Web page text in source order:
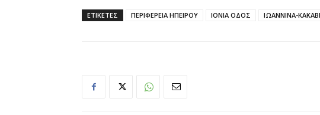
ΕΤΙΚΕΤΕΣ ΠΕΡΙΦΕΡΕΙΑ ΗΠΕΙΡΟΥ ΙΟΝΙΑ ΟΔΟΣ ΙΩΑΝΝΙΝΑ-